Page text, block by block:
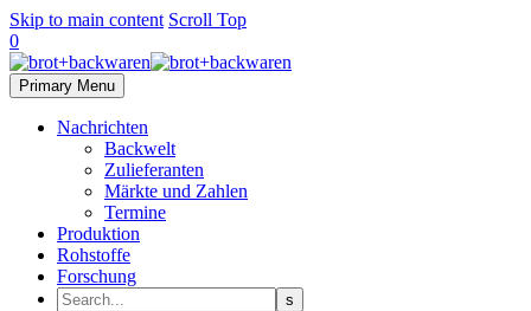
Skip to main content Scroll Top
0
Primary Menu
Nachrichten
Backwelt
Zulieferanten
Märkte und Zahlen
Termine
Produktion
Rohstoffe
Forschung